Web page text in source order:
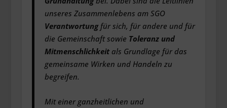
unseres Zusammenlebens am SGO
Verantwortungfür sich, für andere und für
die Gemeinschaft sowie Toleranz und
Mitmenschlichkeitals Grundlage für das
gemeinsame Wirken und Handeln zu
begreifen.
Mit einer ganzheitlichen und